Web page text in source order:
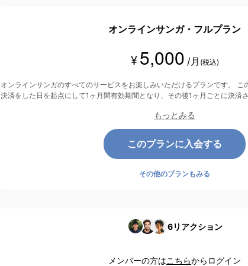
オンラインサンガ・フルプラン
¥ 5,000 /月 (税込)
オンラインサンガのすべてのサービスをお楽しみいただけるプランです。 このプランは、クレジットカード
決済をした日を起点にして1ヶ月間有効期間となり、その後1ヶ月ごとに決済さ
もっとみる
このプランに入会する
その他のプランもみる
6リアクション
メンバーの方はこちらからログイン